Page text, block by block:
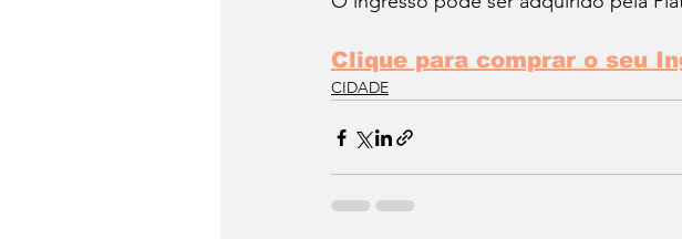
Clique para comprar o seu
CIDADE